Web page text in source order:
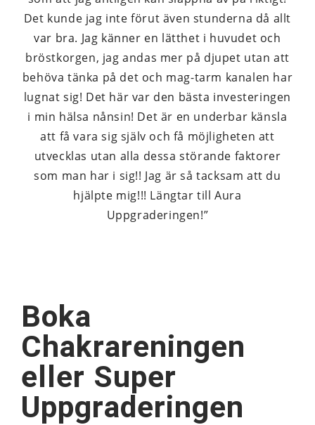
Det kunde jag inte förut även stunderna då allt
var bra. Jag känner en lätthet i huvudet och
bröstkorgen, jag andas mer på djupet utan att
behöva tänka på det och mag-tarm kanalen har
lugnat sig! Det här var den bästa investeringen
i min hälsa nånsin! Det är en underbar känsla
att få vara sig själv och få möjligheten att
utvecklas utan alla dessa störande faktorer
som man har i sig!! Jag är så tacksam att du
hjälpte mig!!! Längtar till Aura
Uppgraderingen!”
Boka
Chakrareningen
eller Super
Uppgraderingen